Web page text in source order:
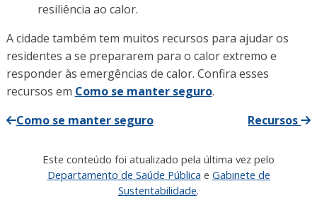
resiliência ao calor.
A cidade também tem muitos recursos para ajudar os
residentes a se prepararem para o calor extremo e
responder às emergências de calor. Confira esses
recursos em Como se manter seguro.
Como se manter seguro
Recursos
Este conteúdo foi atualizado pela última vez pelo
Departamento de Saúde Pública e Gabinete de
Sustentabilidade.